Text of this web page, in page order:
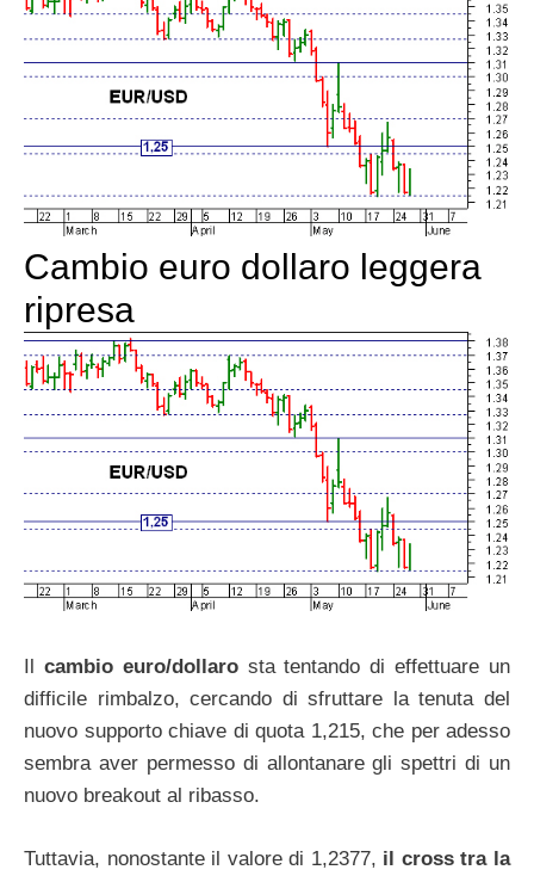
Cambio euro dollaro leggera
ripresa
cambio euro/dollaro sta tentando di effettuare un
difficile rimbalzo, cercando di sfruttare la tenuta del
nuovo supporto chiave di quota 1,215, che per adesso
sembra aver permesso di allontanare gli spettri di un
nuovo breakout al ribasso.
Tuttavia, nonostante il valore di 1,2377, il cross tra la